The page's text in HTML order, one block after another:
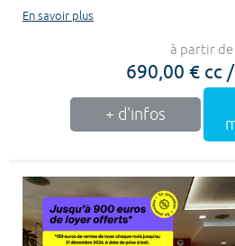
En savoir plus
à partir de
690,00 € cc
+ d'infos